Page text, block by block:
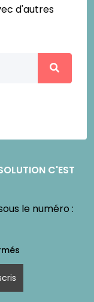
d'autres
C'EST
le numéro :